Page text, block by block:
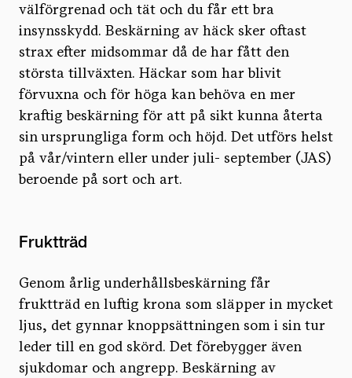
välförgrenad och tät och du får ett bra
insynsskydd. Beskärning av häck sker oftast
strax efter midsommar då de har fått den
största tillväxten. Häckar som har blivit
förvuxna och för höga kan behöva en mer
kraftig beskärning för att på sikt kunna återta
sin ursprungliga form och höjd. Det utförs helst
på vår/vintern eller under juli- september (JAS)
beroende på sort och art.
Fruktträd
Genom årlig underhållsbeskärning får
fruktträd en luftig krona som släpper in mycket
ljus, det gynnar knoppsättningen som i sin tur
leder till en god skörd. Det förebygger även
sjukdomar och angrepp. Beskärning av